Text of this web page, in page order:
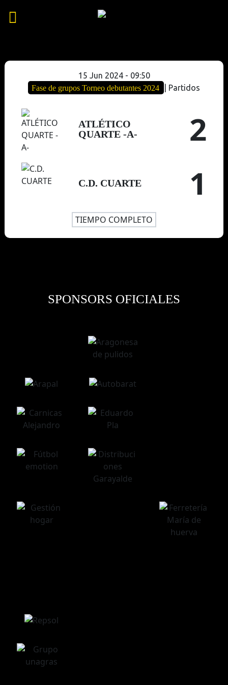
15 Jun 2024 - 09:50
Fase de grupos Torneo debutantes 2024 | Partidos
ATLÉTICO
QUARTE -A-
2
C.D. CUARTE 1
TIEMPO COMPLETO
SPONSORS OFICIALES